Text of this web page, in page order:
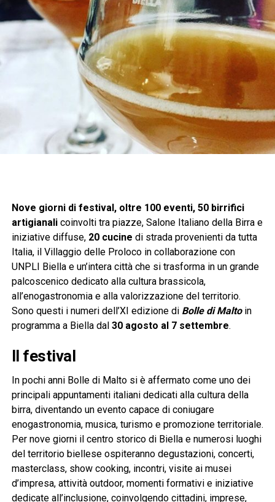
Nove giorni di festival, oltre 100 eventi, 50 birrifici
artigianalicoinvolti tra piazze, Salone Italiano della Birra e
iniziative diffuse,20 cucine di strada provenienti da tutta
Italia, il Villaggio delle Proloco in collaborazione con
UNPLI Biella e un’intera città che si trasforma in un grande
palcoscenico dedicato alla cultura brassicola,
all’enogastronomia e alla valorizzazione del territorio.
Sono questi i numeri dell’XI edizione di Bolle di Maltoin
programma a Biella dal 30 agosto al 7 settembre.
Il festival
In pochi anni Bolle di Malto si è affermato come uno dei
principali appuntamenti italiani dedicati alla cultura della
birra, diventando un evento capace di coniugare
enogastronomia, musica, turismo e promozione territoriale.
Per nove giorni il centro storico di Biella e numerosi luoghi
del territorio biellese ospiteranno degustazioni, concerti,
masterclass, show cooking, incontri, visite ai musei
d’impresa, attività outdoor, momenti formativi e iniziative
dedicate all’inclusione, coinvolgendo cittadini, imprese,